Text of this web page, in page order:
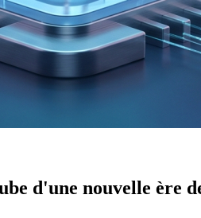
d'une nouvelle ère